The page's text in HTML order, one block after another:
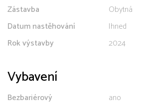
Zástavba
Obytná
Datum nastěhování
Ihned
Rok výstavby
2024
Vybavení
Bezbariérový
ano